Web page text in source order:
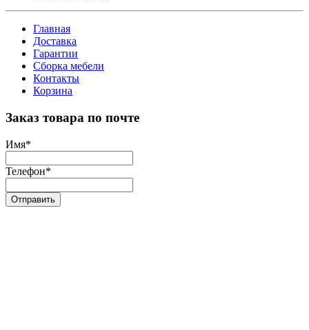
Главная
Доставка
Гарантии
Сборка мебели
Контакты
Корзина
Заказ товара по почте
Имя*
Телефон*
Отправить